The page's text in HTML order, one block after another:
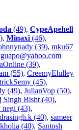
(49), CypeApehell
, Minaxi(46),
(39), mku67
(39),
(55), CreemyElulley
(45),
(49), JulianVop (50),
Singh Bisht (40),
(43),
(40), sameer
(40), Santosh